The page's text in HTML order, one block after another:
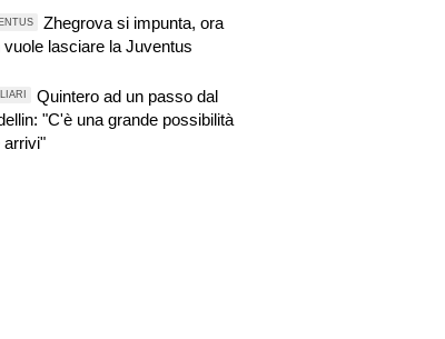
Zhegrova si impunta, ora
vuole lasciare la Juventus
Quintero ad un passo dal
"C'è una grande possibilità
arrivi"